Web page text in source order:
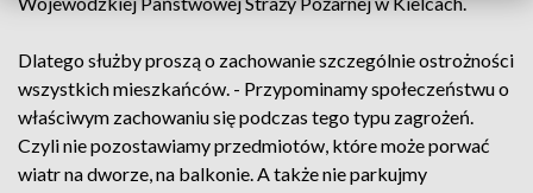
Dlatego służby proszą o zachowanie szczególnie ostrożności
wszystkich mieszkańców. - Przypominamy społeczeństwu o
właściwym zachowaniu się podczas tego typu zagrożeń.
Czyli nie pozostawiamy przedmiotów, które może porwać
wiatr na dworze, na balkonie. A także nie parkujmy